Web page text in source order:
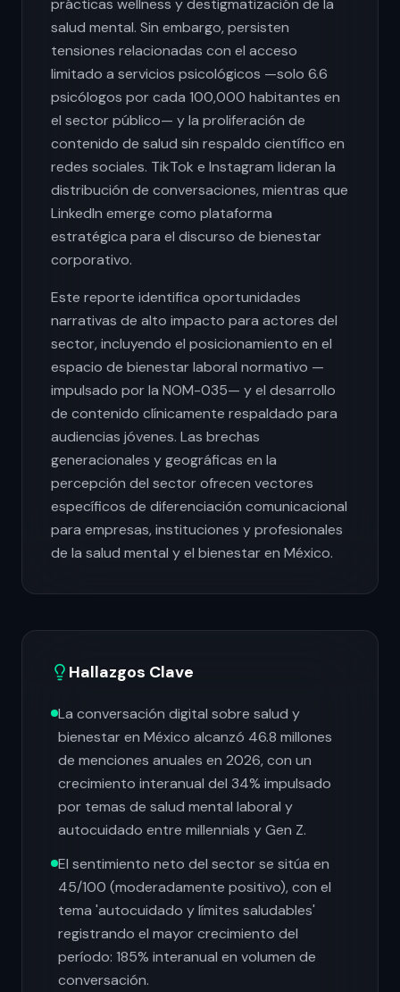
prácticas wellness y destigmatización de la
salud mental. Sin embargo, persisten
tensiones relacionadas con el acceso
limitado a servicios psicológicos —solo 6.6
psicólogos por cada 100,000 habitantes en
el sector público— y la proliferación de
contenido de salud sin respaldo científico en
redes sociales. TikTok e Instagram lideran la
distribución de conversaciones, mientras que
LinkedIn emerge como plataforma
estratégica para el discurso de bienestar
corporativo.
Este reporte identifica oportunidades
narrativas de alto impacto para actores del
sector, incluyendo el posicionamiento en el
espacio de bienestar laboral normativo —
impulsado por la NOM-035— y el desarrollo
de contenido clínicamente respaldado para
audiencias jóvenes. Las brechas
generacionales y geográficas en la
percepción del sector ofrecen vectores
específicos de diferenciación comunicacional
para empresas, instituciones y profesionales
de la salud mental y el bienestar en México.
Hallazgos Clave
La conversación digital sobre salud y
bienestar en México alcanzó 46.8 millones
de menciones anuales en 2026, con un
crecimiento interanual del 34% impulsado
por temas de salud mental laboral y
autocuidado entre millennials y Gen Z.
El sentimiento neto del sector se sitúa en
45/100 (moderadamente positivo), con el
tema 'autocuidado y límites saludables'
registrando el mayor crecimiento del
período: 185% interanual en volumen de
conversación.